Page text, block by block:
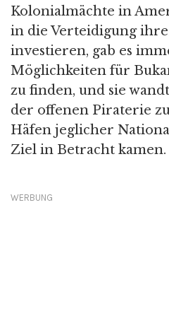
Kolonialmächte in
in die Verteidigung
investieren, gab es
Möglichkeiten für
zu finden, und sie
der offenen Piraterie
Häfen jeglicher
Ziel in Betracht kamen.
WERBUNG